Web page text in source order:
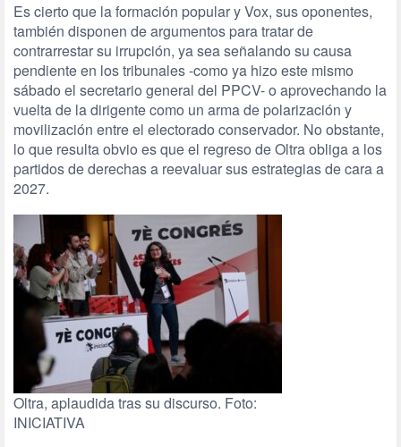
Es cierto que la formación popular y Vox, sus oponentes,
también disponen de argumentos para tratar de
contrarrestar su irrupción, ya sea señalando su causa
pendiente en los tribunales -como ya hizo este mismo
sábado el secretario general del PPCV- o aprovechando la
vuelta de la dirigente como un arma de polarización y
movilización entre el electorado conservador. No obstante,
lo que resulta obvio es que el regreso de Oltra obliga a los
partidos de derechas a reevaluar sus estrategias de cara a
2027.
Oltra, aplaudida tras su discurso. Foto:
INICIATIVA